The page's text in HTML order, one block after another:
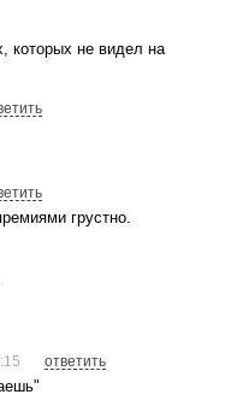
которых не видел на
грустно.
ответить